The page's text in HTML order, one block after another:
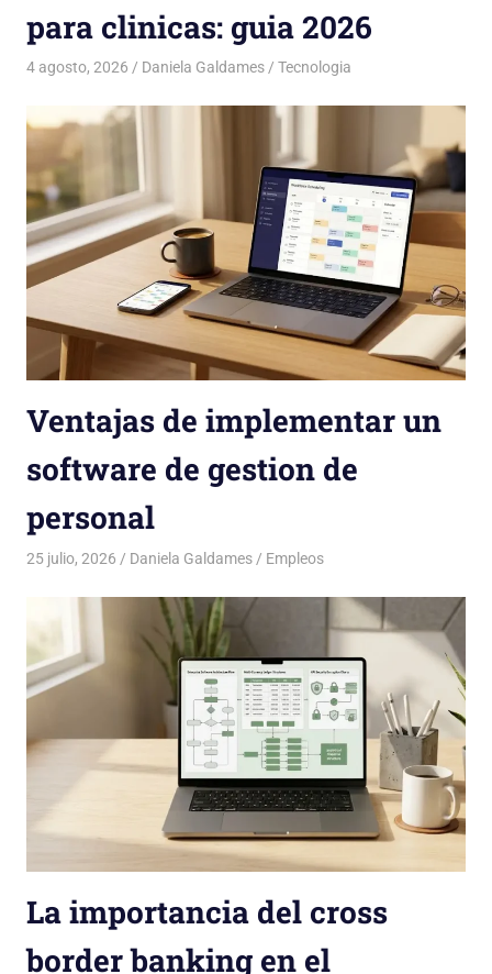
para clinicas: guia 2026
4 agosto, 2026 Daniela Galdames Tecnologia
Ventajas de implementar un
software de gestion de
personal
25 julio, 2026 Daniela Galdames Empleos
La importancia del cross
border banking en el